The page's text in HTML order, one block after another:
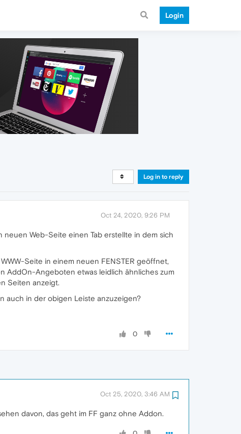
Login
Log in to reply
Oct 24, 2020, 9:26 PM
neuen Web-Seite einen Tab erstellte in dem sich
Seite in einem neuen FENSTER geöffnet,
AddOn-Angeboten etwas leidlich ähnliches zum
Seiten anzeigt.
auch in der obigen Leiste anzuzeigen?
0
Oct 25, 2020, 3:46 AM
davon, das geht im FF ganz ohne Addon.